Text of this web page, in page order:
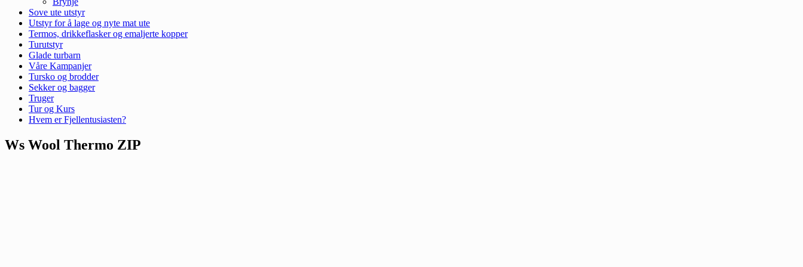
Sove ute utstyr
Utstyr for å lage og nyte mat ute
Termos, drikkeflasker og emaljerte kopper
Turutstyr
Glade turbarn
Våre Kampanjer
Tursko og brodder
Sekker og bagger
Truger
Tur og Kurs
Hvem er Fjellentusiasten?
Ws Wool Thermo ZIP